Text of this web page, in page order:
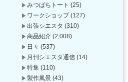
みつばちトート (25)
ワークショップ(127)
出張シエスタ (310)
商品紹介 (2,008)
日々 (537)
月刊シエスタ通信 (14)
特集 (110)
製作風景 (43)